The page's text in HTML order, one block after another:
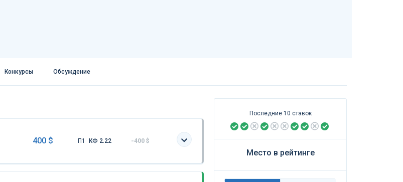
Конкурсы Обсуждение
400 $ П1 КФ 2.22 -400 $
Последние 10 ставок
Место в рейтинге